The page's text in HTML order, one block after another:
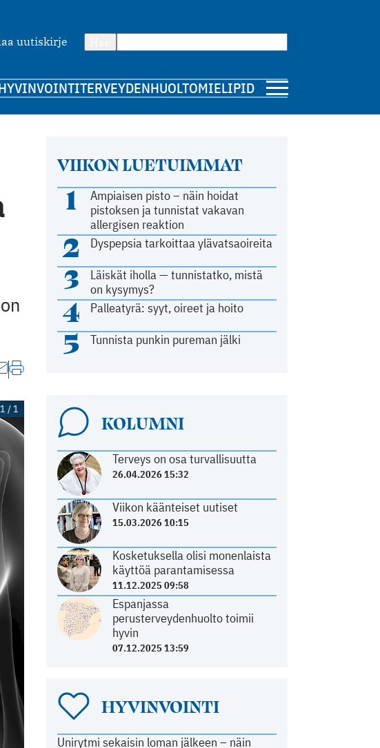
uutiskirje
TERVEYDENHUOLTOMIELIPIDE
VIIKON LUETUIMMAT
1
Ampiaisen pisto – näin hoidat
pistoksen ja tunnistat vakavan
allergisen reaktion
2 Dyspepsia tarkoittaa ylävatsaoireita
3
Läiskät iholla — tunnistatko, mistä
on kysymys?
4 Palleatyrä: syyt, oireet ja hoito
5 Tunnista punkin pureman jälki
KOLUMNI
Terveys on osa turvallisuutta
26.04.2026 15:32
Viikon käänteiset uutiset
15.03.2026 10:15
Kosketuksella olisi monenlaista
käyttöä parantamisessa
11.12.2025 09:58
Espanjassa
perusterveydenhuolto toimii
hyvin
07.12.2025 13:59
HYVINVOINTI
Unirytmi sekaisin loman jälkeen – näin
/ 1